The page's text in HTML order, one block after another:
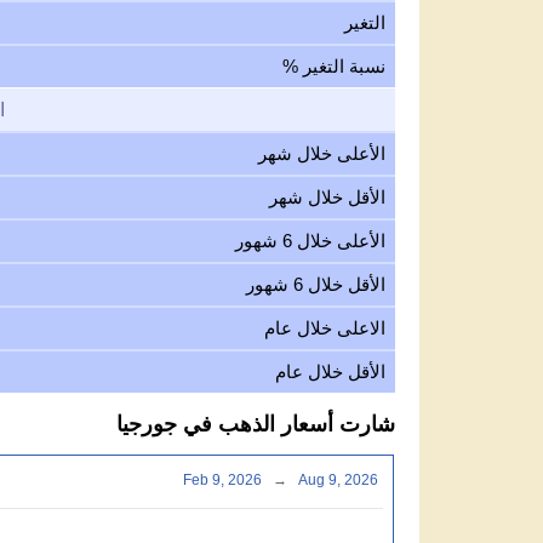
التغير
نسبة التغير %
الأعلى خلال شهر
الأقل خلال شهر
الأعلى خلال 6 شهور
الأقل خلال 6 شهور
الاعلى خلال عام
الأقل خلال عام
شارت أسعار الذهب في جورجيا
Feb 9, 2026 → Aug 9, 2026